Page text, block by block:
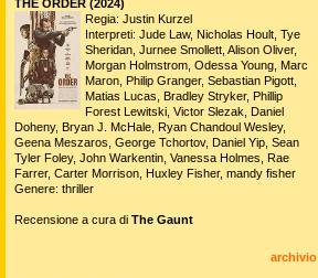
THE ORDER (2024)
Regia: Justin Kurzel
Interpreti: Jude Law, Nicholas Hoult, Tye
Sheridan, Jurnee Smollett, Alison Oliver,
Morgan Holmstrom, Odessa Young, Marc
Maron, Philip Granger, Sebastian Pigott,
Matias Lucas, Bradley Stryker, Phillip
Forest Lewitski, Victor Slezak, Daniel
Doheny, Bryan J. McHale, Ryan Chandoul Wesley,
Geena Meszaros, George Tchortov, Daniel Yip, Sean
Tyler Foley, John Warkentin, Vanessa Holmes, Rae
Farrer, Carter Morrison, Huxley Fisher, mandy fisher
Genere: thriller
Recensione a cura di The Gaunt
archivio